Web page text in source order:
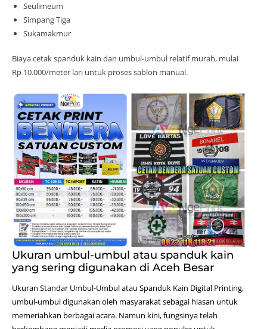
Seulimeum
Simpang Tiga
Sukamakmur
Biaya cetak spanduk kain dan umbul-umbul relatif murah, mulai
Rp 10.000/meter lari untuk proses sablon manual.
Ukuran umbul-umbul atau spanduk kain
yang sering digunakan di Aceh Besar
Ukuran Standar Umbul-Umbul atau Spanduk Kain Digital Printing,
umbul-umbul digunakan oleh masyarakat sebagai hiasan untuk
memeriahkan berbagai acara. Namun kini, fungsinya telah